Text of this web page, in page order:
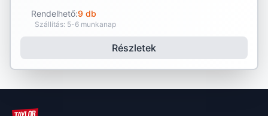
Rendelhető:9 db
Szállítás: 5-6 munkanap
Részletek